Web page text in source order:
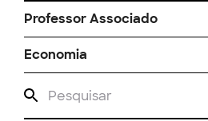
Professor Associado
Economia